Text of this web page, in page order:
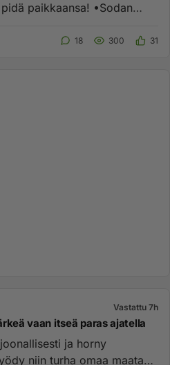
•Sodan
18 300 31
Vastattu 7h
vaan itseä paras ajatella
ja horny
niin turha omaa maata